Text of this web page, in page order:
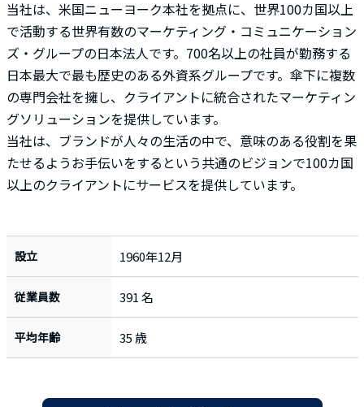
当社は、米国ニューヨーク本社を拠点に、世界100カ国以上
で活動する世界有数のマーケティング・コミュニケーション
ズ・グループの日本法人です。700名以上の社員が勤務する
日本最大で最も歴史のある外資系グループです。傘下に複数
の専門会社を擁し、クライアントに統合されたマーケティン
グソリューションを提供しています。
当社は、ブランドが人々の生活の中で、意味のある役割を果
たせるようお手伝いをするという共通のビジョンで100カ国
以上のクライアントにサービスを提供しています。
設立 1960年12月
従業員数 391 名
平均年齢 35 歳